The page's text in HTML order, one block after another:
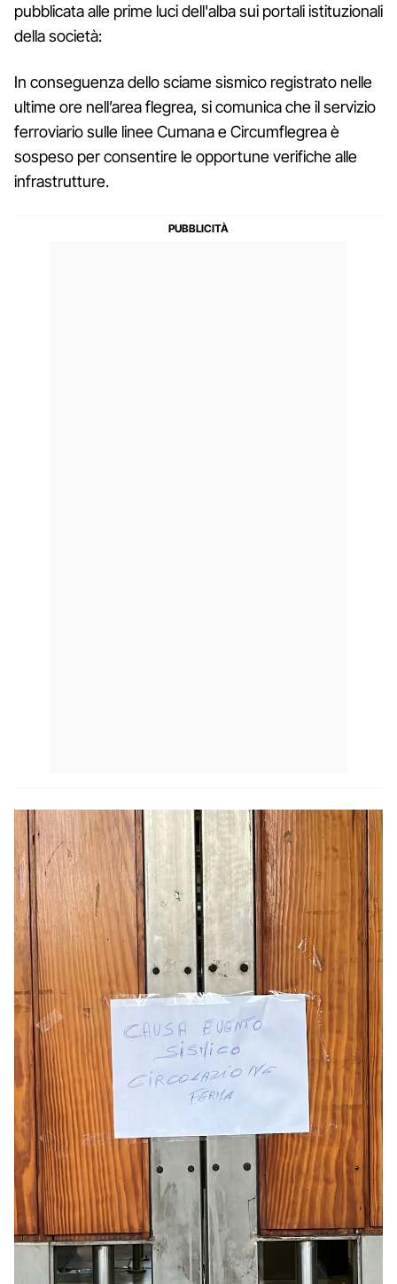
pubblicata alle prime luci dell'alba sui portali istituzionali
della società:
In conseguenza dello sciame sismico registrato nelle
ultime ore nell’area flegrea, si comunica che il servizio
ferroviario sulle linee Cumana e Circumflegrea è
sospeso per consentire le opportune verifiche alle
infrastrutture.